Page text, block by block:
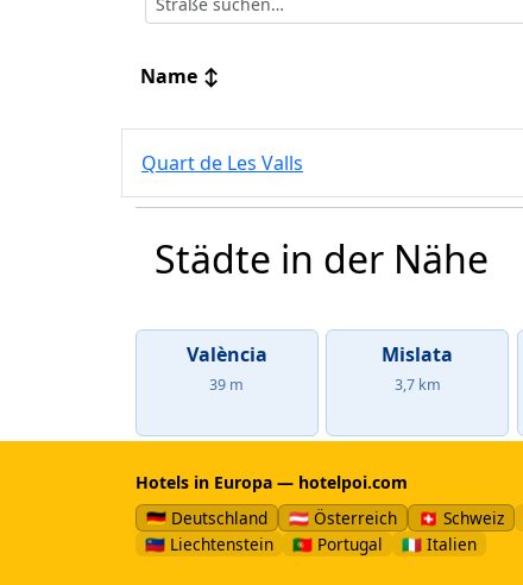
Name ↕
Quart de Les Valls
Städte in der Nähe
València
39 m
Mislata
3,7 km
Hotels in Europa — hotelpoi.com
🇩🇪 Deutschland
🇦🇹 Österreich 🇨🇭 Schweiz
🇱🇮 Liechtenstein
🇵🇹 Portugal 🇮🇹 Italien